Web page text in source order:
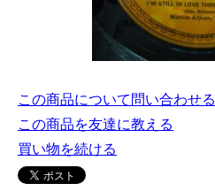
この商品について問い合わせる
この商品を友達に教える
買い物を続ける